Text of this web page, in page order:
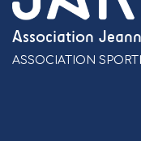
Association
ASSOCIATION